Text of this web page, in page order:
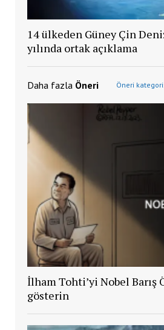
14 ülkeden Güney Çin
yılında ortak açıklama
Daha fazla Öneri Öneri
İlham Tohti’yi Nobel Barış
gösterin